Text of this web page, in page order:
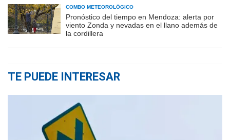
COMBO METEOROLÓGICO
Pronóstico del tiempo en Mendoza: alerta por
viento Zonda y nevadas en el llano además de
la cordillera
TE PUEDE INTERESAR